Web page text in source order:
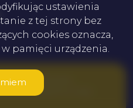
KAWACIUK © 2026
Galactica Virgo
ustawienia
z tej strony bez
cookies oznacza,
pamięci urządzenia.